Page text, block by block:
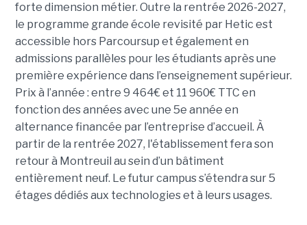
forte dimension métier. Outre la rentrée 2026-2027,
le programme grande école revisité par Hetic est
accessible hors Parcoursup et également en
admissions parallèles pour les étudiants après une
première expérience dans l’enseignement supérieur.
Prix à l’année : entre 9 464€ et 11 960€ TTC en
fonction des années avec une 5e année en
alternance financée par l’entreprise d’accueil. À
partir de la rentrée 2027, l'établissement fera son
retour à Montreuil au sein d’un bâtiment
entièrement neuf. Le futur campus s’étendra sur 5
étages dédiés aux technologies et à leurs usages.